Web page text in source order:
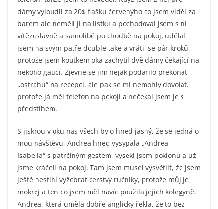
dámy vyloudil za 20$ flašku červenýho co jsem viděl za
barem ale neměli ji na lístku a pochodoval jsem s ní
vítězoslavně a samolibě po chodbě na pokoj, udělal
jsem na svým patře double take a vrátil se pár kroků,
protože jsem koutkem oka zachytil dvě dámy čekající na
někoho gauči. Zjevně se jim nějak podařilo překonat
„ostrahu“ na recepci, ale pak se mi nemohly dovolat,
protože já měl telefon na pokoji a nečekal jsem je s
předstihem.
S jiskrou v oku nás všech bylo hned jasný, že se jedná o
mou návštěvu, Andrea hned vysypala „Andrea –
Isabella“ s patrčiným gestem, vysekl jsem poklonu a už
jsme kráčeli na pokoj. Tam jsem musel vysvětlit, že jsem
ještě nestihl vyžebrat čerstvý ručníky, protože můj je
mokrej a ten co jsem měl navíc použila jejich kolegyně.
Andrea, která uměla dobře anglicky řekla, že to bez